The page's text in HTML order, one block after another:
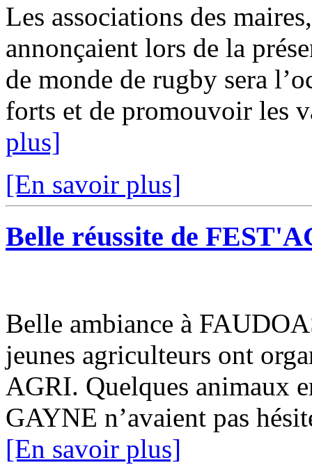
Les associations des
annonçaient lors de la
de monde de rugby sera
forts et de promouvoir les
plus]
[En savoir plus]
Belle réussite de
Belle ambiance à
jeunes agriculteurs ont
AGRI. Quelques animaux
GAYNE n’avaient pas
[En savoir plus]